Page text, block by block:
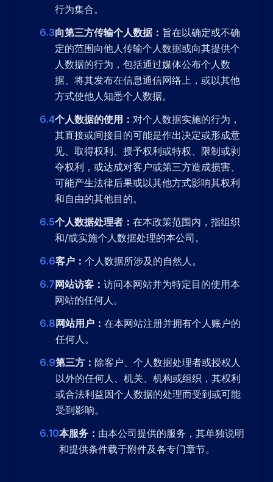
行为集合。
6.3向第三方传输个人数据： 旨在以确定或不确
定的范围向他人传输个人数据或向其提供个
人数据的行为，包括通过媒体公布个人数
据、将其发布在信息通信网络上，或以其他
方式使他人知悉个人数据。
6.4个人数据的使用： 对个人数据实施的行为，
其直接或间接目的可能是作出决定或形成意
见、取得权利、授予权利或特权、限制或剥
夺权利，或达成对客户或第三方造成损害、
可能产生法律后果或以其他方式影响其权利
和自由的其他目的。
6.5个人数据处理者： 在本政策范围内，指组织
和/或实施个人数据处理的本公司。
6.6客户： 个人数据所涉及的自然人。
6.7 网站访客： 访问本网站并为特定目的使用本
网站的任何人。
6.8 网站用户： 在本网站注册并拥有个人账户的
任何人。
6.9第三方： 除客户、个人数据处理者或授权人
以外的任何人、机关、机构或组织，其权利
或合法利益因个人数据的处理而受到或可能
受到影响。
6.10本服务： 由本公司提供的服务，其单独说明
和提供条件载于附件及各专门章节。